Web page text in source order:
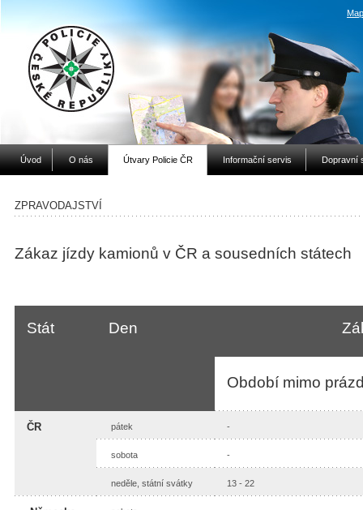
Úvod O nás Útvary Policie ČR Informační servis Dopravní
ZPRAVODAJSTVÍ
Zákaz jízdy kamionů v ČR a sousedních státech
Stát Den
Období mimo
ČR pátek -
sobota -
neděle, státní svátky 13 - 22